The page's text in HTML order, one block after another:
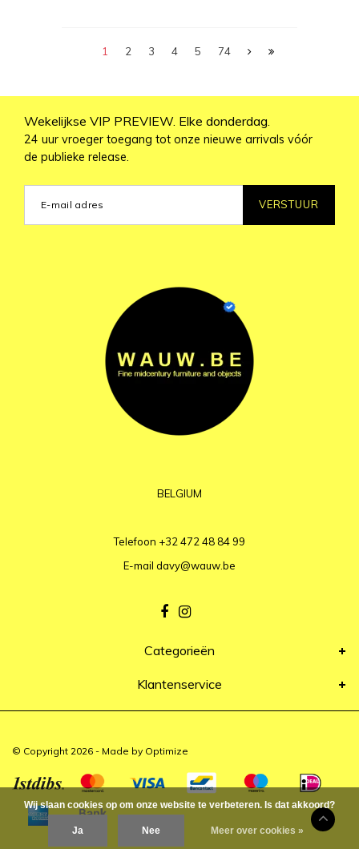
1 2 3 4 5 74
Wekelijkse VIP PREVIEW. Elke donderdag.
24 uur vroeger toegang tot onze nieuwe arrivals vóór
de publieke release.
VERSTUUR
BELGIUM
Telefoon +32 472 48 84 99
E-mail davy@wauw.be
Categorieën
Klantenservice
© Copyright 2026 - Made by Optimize
Wij slaan cookies op om onze website te verbeteren. Is dat akkoord?
Ja Nee Meer over cookies »